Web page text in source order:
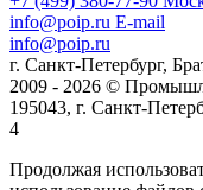
info@poip.ru E-mail
info@poip.ru
г. Санкт-Петербург,
2009 - 2026 ©
195043, г. Санкт-
4
Продолжая